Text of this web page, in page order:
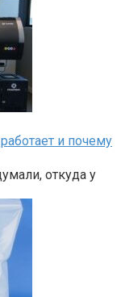
и почему
откуда у